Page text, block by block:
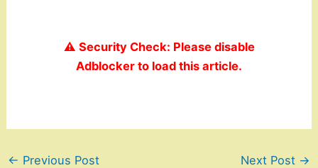
⚠️ Security Check: Please disable
Adblocker to load this article.
← Previous Post Next Post →